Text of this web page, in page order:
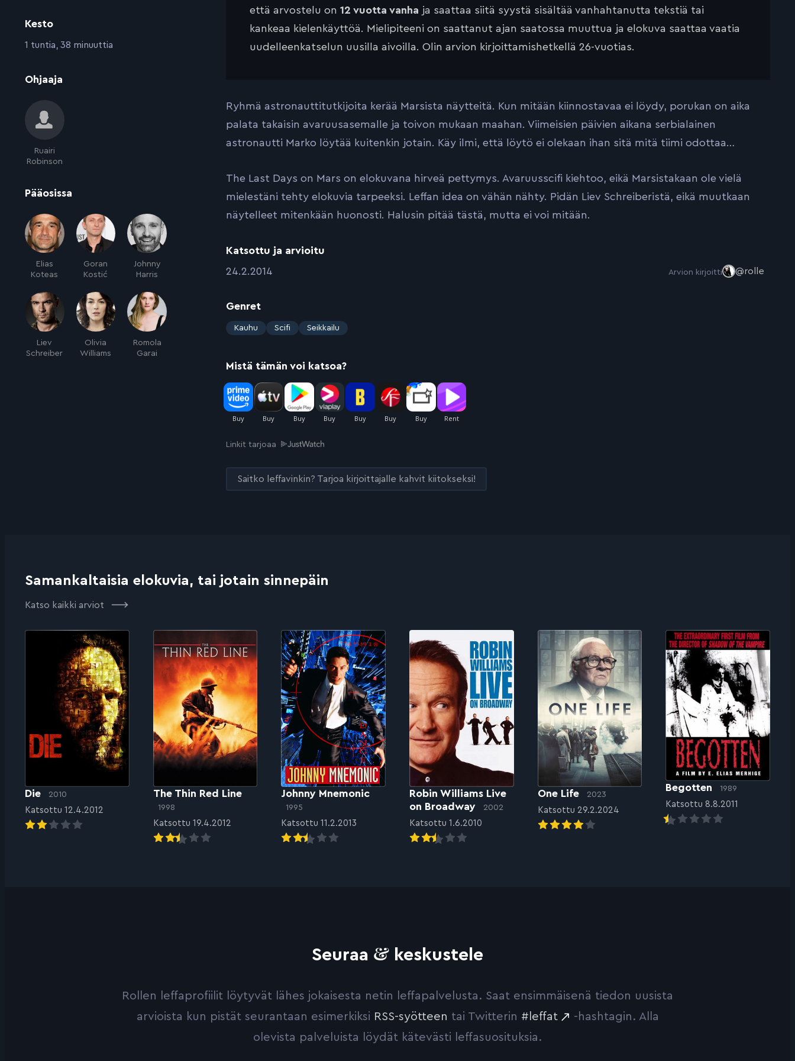
Kesto
:1 tuntia, 38 minuuttia
Ohjaaja
Ruairi
Robinson
Pääosissa
Elias
Koteas
Goran
Kostić
Johnny
Harris
Liev
Schreiber
Olivia
Williams
Romola
Garai
että arvostelu on 12 vuotta vanha ja saattaa siitä syystä sisältää vanhahtanutta tekstiä tai
kankeaa kielenkäyttöä. Mielipiteeni on saattanut ajan saatossa muuttua ja elokuva saattaa vaatia
uudelleenkatselun uusilla aivoilla. Olin arvion kirjoittamishetkellä 26-vuotias.
Ryhmä astronauttitutkijoita kerää Marsista näytteitä. Kun mitään kiinnostavaa ei löydy, porukan on aika
palata takaisin avaruusasemalle ja toivon mukaan maahan. Viimeisien päivien aikana serbialainen
astronautti Marko löytää kuitenkin jotain. Käy ilmi, että löytö ei olekaan ihan sitä mitä tiimi odottaa…
The Last Days on Mars on elokuvana hirveä pettymys. Avaruusscifi kiehtoo, eikä Marsistakaan ole vielä
mielestäni tehty elokuvia tarpeeksi. Leffan idea on vähän nähty. Pidän Liev Schreiberistä, eikä muutkaan
näytelleet mitenkään huonosti. Halusin pitää tästä, mutta ei voi mitään.
Katsottu ja arvioitu
:24.2.2014 Arvion kirjoitti @rolle
Genret
:
Kauhu Scifi Seikkailu
Mistä tämän voi katsoa?
Linkit tarjoaa
Saitko leffavinkin? Tarjoa kirjoittajalle kahvit kiitokseksi!
Samankaltaisia elokuvia, tai jotain sinnepäin
Katso kaikki arviot
Die 2010
Katsottu 12.4.2012
The Thin Red Line
1998
Katsottu 19.4.2012
Johnny Mnemonic
1995
Katsottu 11.2.2013
Robin Williams Live
on Broadway
2002
Katsottu 1.6.2010
One Life 2023
Katsottu 29.2.2024
Begotten 1989
Katsottu 8.8.2011
Seuraa & keskustele
Rollen leffaprofiilit löytyvät lähes jokaisesta netin leffapalvelusta. Saat ensimmäisenä tiedon uusista
arvioista kun pistät seurantaan esimerkiksi RSS-syötteen tai Twitterin #leffat
-hashtagin. Alla
olevista palveluista löydät kätevästi leffasuosituksia.